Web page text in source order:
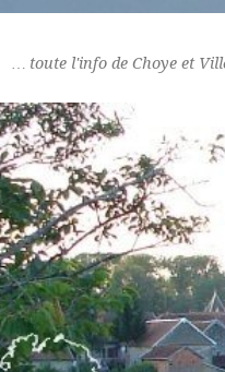
… toute l'info de Choye et